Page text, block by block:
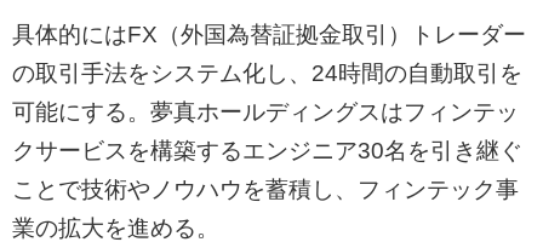
具体的にはFX（外国為替証拠金取引）トレーダー
の取引手法をシステム化し、24時間の自動取引を
可能にする。夢真ホールディングスはフィンテッ
クサービスを構築するエンジニア30名を引き継ぐ
ことで技術やノウハウを蓄積し、フィンテック事
業の拡大を進める。